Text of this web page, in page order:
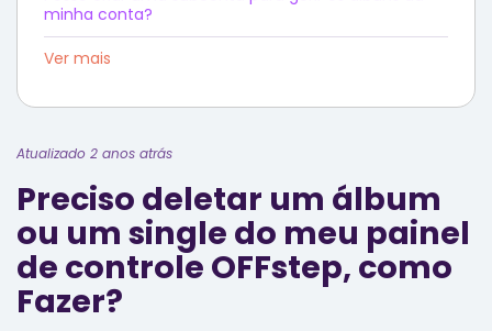
minha conta?
Ver mais
Atualizado 2 anos atrás
Preciso deletar um álbum
ou um single do meu painel
de controle OFFstep, como
Fazer?